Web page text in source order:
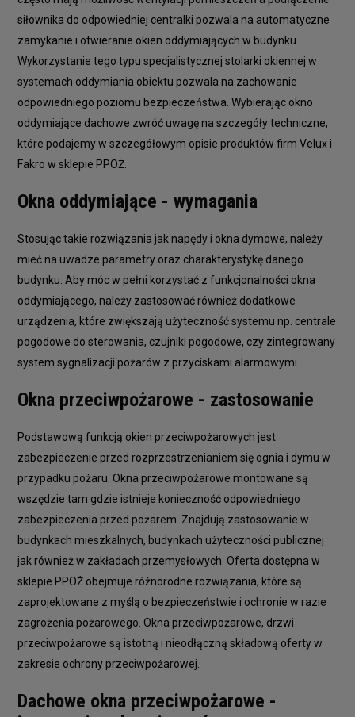
siłownika do odpowiedniej centralki pozwala na automatyczne
zamykanie i otwieranie okien oddymiających w budynku.
Wykorzystanie tego typu specjalistycznej stolarki okiennej w
systemach oddymiania obiektu pozwala na zachowanie
odpowiedniego poziomu bezpieczeństwa. Wybierając okno
oddymiające dachowe zwróć uwagę na szczegóły techniczne,
które podajemy w szczegółowym opisie produktów firm Velux i
Fakro w sklepie PPOŻ.
Okna oddymiające - wymagania
Stosując takie rozwiązania jak napędy i okna dymowe, należy
mieć na uwadze parametry oraz charakterystykę danego
budynku. Aby móc w pełni korzystać z funkcjonalności okna
oddymiającego, należy zastosować również dodatkowe
urządzenia, które zwiększają użyteczność systemu np. centrale
pogodowe do sterowania, czujniki pogodowe, czy zintegrowany
system sygnalizacji pożarów z przyciskami alarmowymi.
Okna przeciwpożarowe - zastosowanie
Podstawową funkcją okien przeciwpożarowych jest
zabezpieczenie przed rozprzestrzenianiem się ognia i dymu w
przypadku pożaru. Okna przeciwpożarowe montowane są
wszędzie tam gdzie istnieje konieczność odpowiedniego
zabezpieczenia przed pożarem. Znajdują zastosowanie w
budynkach mieszkalnych, budynkach użyteczności publicznej
jak również w zakładach przemysłowych. Oferta dostępna w
sklepie PPOŻ obejmuje różnorodne rozwiązania, które są
zaprojektowane z myślą o bezpieczeństwie i ochronie w razie
zagrożenia pożarowego. Okna przeciwpożarowe, drzwi
przeciwpożarowe są istotną i nieodłączną składową oferty w
zakresie ochrony przeciwpożarowej.
Dachowe okna przeciwpożarowe -